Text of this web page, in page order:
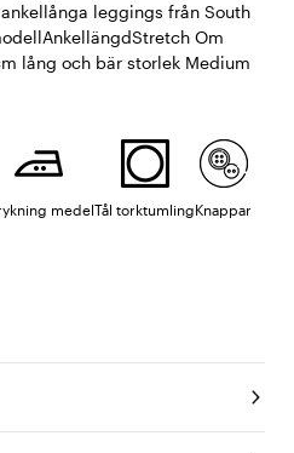
leggings från South
Om
lång och bär storlek Medium
medelTål torktumlingKnappar